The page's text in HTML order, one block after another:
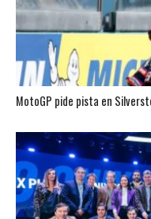
MotoGP pide pista en